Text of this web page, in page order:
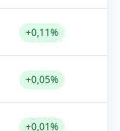
+0,11%
+0,05%
+0,01%